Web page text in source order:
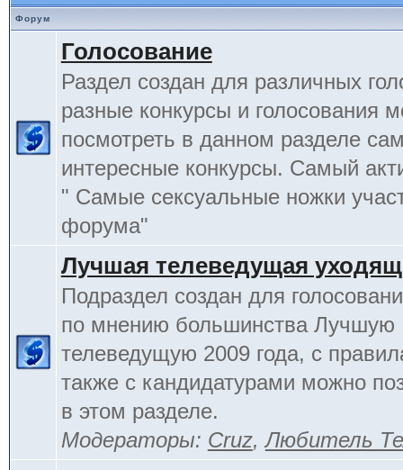
Форум
Голосование
Раздел создан для различных
разные конкурсы и голосования
посмотреть в данном разделе
интересные конкурсы. Самый
" Самые сексуальные ножки
форума"
Лучшая телеведущая
Подраздел создан для
по мнению большинства Лучшую
телеведущую 2009 года, с
также с кандидатурами можно
в этом разделе.
Модераторы: Cruz,Любитель